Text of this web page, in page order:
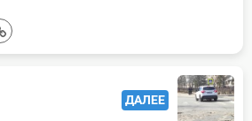
ДАЛЕЕ